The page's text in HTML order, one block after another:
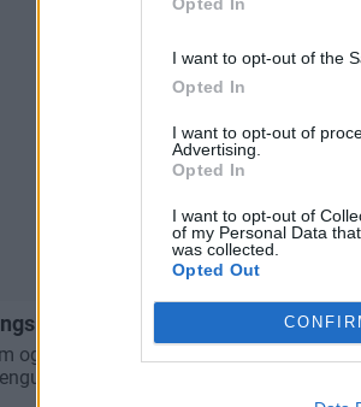
I want to opt-out of the
Opted In
I want to opt-out of
Advertising.
Opted In
I want to opt-out of
of my Personal Data
was collected.
Opted Out